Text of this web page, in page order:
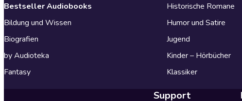
Bestseller Audiobooks
Bildung und Wissen
Biografien
by Audioteka
Fantasy
Historische Romane
Humor und Satire
Jugend
Kinder – Hörbücher
Klassiker
Support